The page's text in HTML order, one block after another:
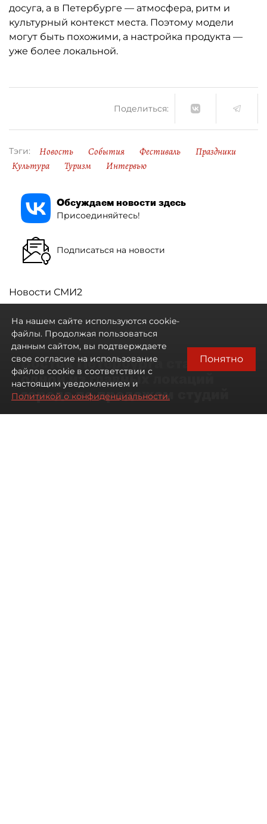
досуга, а в Петербурге — атмосфера, ритм и
культурный контекст места. Поэтому модели
могут быть похожими, а настройка продукта —
уже более локальной.
Поделиться:
Тэги: Новость События Фестиваль
Праздники
Культура
Туризм Интервью
Обсуждаем новости здесь
Присоединяйтесь!
Подписаться на новости
Новости СМИ2
Восток Петербурга стал
одной из главных локаций
города по продажам студий
На нашем сайте используются cookie-
файлы. Продолжая пользоваться
данным сайтом, вы подтверждаете
свое согласие на использование
файлов cookie в соответствии с
настоящим уведомлением и
Политикой о конфиденциальности.
Понятно